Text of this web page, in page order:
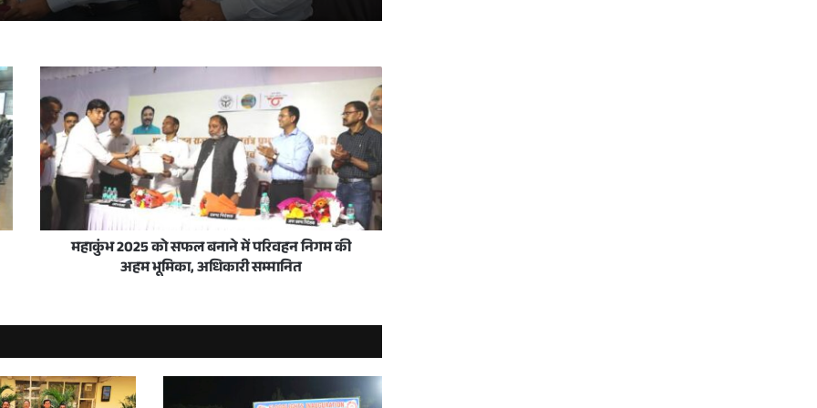
के लिए पंजाब नेशनल बैंक से साइन किया एमओयू
ऐशबाग जंक्शन का किया उद्घाटन
कुमार ने किया स्थानीय निरीक्षण
महाकुंभ 2025 को सफल बनाने में परिवहन निगम की
अहम भूमिका, अधिकारी सम्मानित